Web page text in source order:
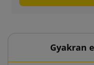
Gyakran